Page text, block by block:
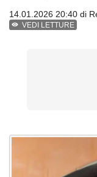
14.01.2026 20:40 di
VEDI LETTURE